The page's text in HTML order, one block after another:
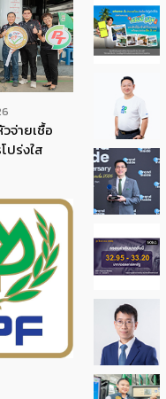
จ่ายเชื้อ
ปร่งใส